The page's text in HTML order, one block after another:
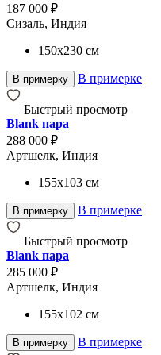
187 000 ₽
Сизаль, Индия
150x230 см
В примерку В примерке
Быстрый просмотр
Blank пара
288 000 ₽
Артшелк, Индия
155x103 см
В примерку В примерке
Быстрый просмотр
Blank пара
285 000 ₽
Артшелк, Индия
155x102 см
В примерку В примерке